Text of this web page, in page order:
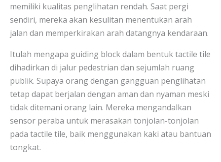
memiliki kualitas penglihatan rendah. Saat pergi
sendiri, mereka akan kesulitan menentukan arah
jalan dan memperkirakan arah datangnya kendaraan.
Itulah mengapa guiding block dalam bentuk tactile tile
dihadirkan di jalur pedestrian dan sejumlah ruang
publik. Supaya orang dengan gangguan penglihatan
tetap dapat berjalan dengan aman dan nyaman meski
tidak ditemani orang lain. Mereka mengandalkan
sensor peraba untuk merasakan tonjolan-tonjolan
pada tactile tile, baik menggunakan kaki atau bantuan
tongkat.